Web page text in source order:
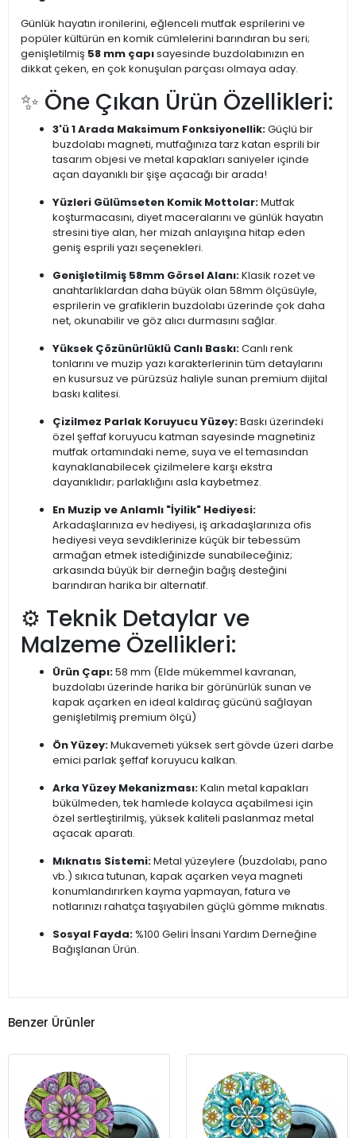
Günlük hayatın ironilerini, eğlenceli mutfak esprilerini ve
popüler kültürün en komik cümlelerini barındıran bu seri;
genişletilmiş 58 mm çapısayesinde buzdolabınızın en
dikkat çeken, en çok konuşulan parçası olmaya aday.
✨ Öne Çıkan Ürün Özellikleri:
3'ü 1 Arada Maksimum Fonksiyonellik:Güçlü bir
buzdolabı magneti, mutfağınıza tarz katan esprili bir
tasarım objesi ve metal kapakları saniyeler içinde
açan dayanıklı bir şişe açacağı bir arada!
Yüzleri Gülümseten Komik Mottolar:Mutfak
koşturmacasını, diyet maceralarını ve günlük hayatın
stresini tiye alan, her mizah anlayışına hitap eden
geniş esprili yazı seçenekleri.
Genişletilmiş 58mm Görsel Alanı:Klasik rozet ve
anahtarlıklardan daha büyük olan 58mm ölçüsüyle,
esprilerin ve grafiklerin buzdolabı üzerinde çok daha
net, okunabilir ve göz alıcı durmasını sağlar.
Yüksek Çözünürlüklü Canlı Baskı:Canlı renk
tonlarını ve muzip yazı karakterlerinin tüm detaylarını
en kusursuz ve pürüzsüz haliyle sunan premium dijital
baskı kalitesi.
Çizilmez Parlak Koruyucu Yüzey:Baskı üzerindeki
özel şeffaf koruyucu katman sayesinde magnetiniz
mutfak ortamındaki neme, suya ve el temasından
kaynaklanabilecek çizilmelere karşı ekstra
dayanıklıdır; parlaklığını asla kaybetmez.
En Muzip ve Anlamlı "İyilik" Hediyesi:
Arkadaşlarınıza ev hediyesi, iş arkadaşlarınıza ofis
hediyesi veya sevdiklerinize küçük bir tebessüm
armağan etmek istediğinizde sunabileceğiniz;
arkasında büyük bir derneğin bağış desteğini
barındıran harika bir alternatif.
⚙️ Teknik Detaylar ve
Malzeme Özellikleri:
Ürün Çapı:58 mm (Elde mükemmel kavranan,
buzdolabı üzerinde harika bir görünürlük sunan ve
kapak açarken en ideal kaldıraç gücünü sağlayan
genişletilmiş premium ölçü)
Ön Yüzey:Mukavemeti yüksek sert gövde üzeri darbe
emici parlak şeffaf koruyucu kalkan.
Arka Yüzey Mekanizması:Kalın metal kapakları
bükülmeden, tek hamlede kolayca açabilmesi için
özel sertleştirilmiş, yüksek kaliteli paslanmaz metal
açacak aparatı.
Mıknatıs Sistemi:Metal yüzeylere (buzdolabı, pano
vb.) sıkıca tutunan, kapak açarken veya magneti
konumlandırırken kayma yapmayan, fatura ve
notlarınızı rahatça taşıyabilen güçlü gömme mıknatıs.
Sosyal Fayda: %100 Geliri İnsani Yardım Derneğine
Bağışlanan Ürün.
Benzer Ürünler